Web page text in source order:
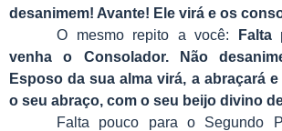
desanimem! Avante! Ele virá e os
O mesmo repito a você:
Falta
venha o Consolador. Não
Esposo da sua alma virá, a abraçará
o seu abraço, com o seu beijo divino
Falta pouco para o Segundo